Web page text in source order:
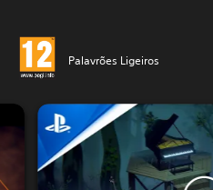
Palavrões Ligeiros